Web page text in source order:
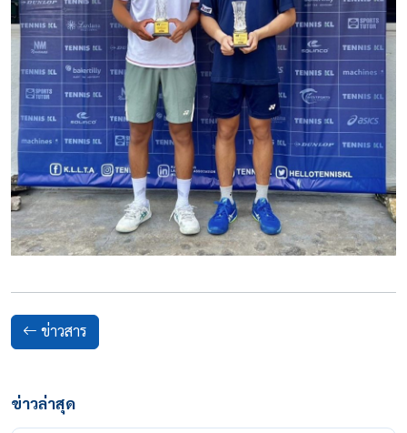
ข่าวสาร
ข่าวล่าสุด